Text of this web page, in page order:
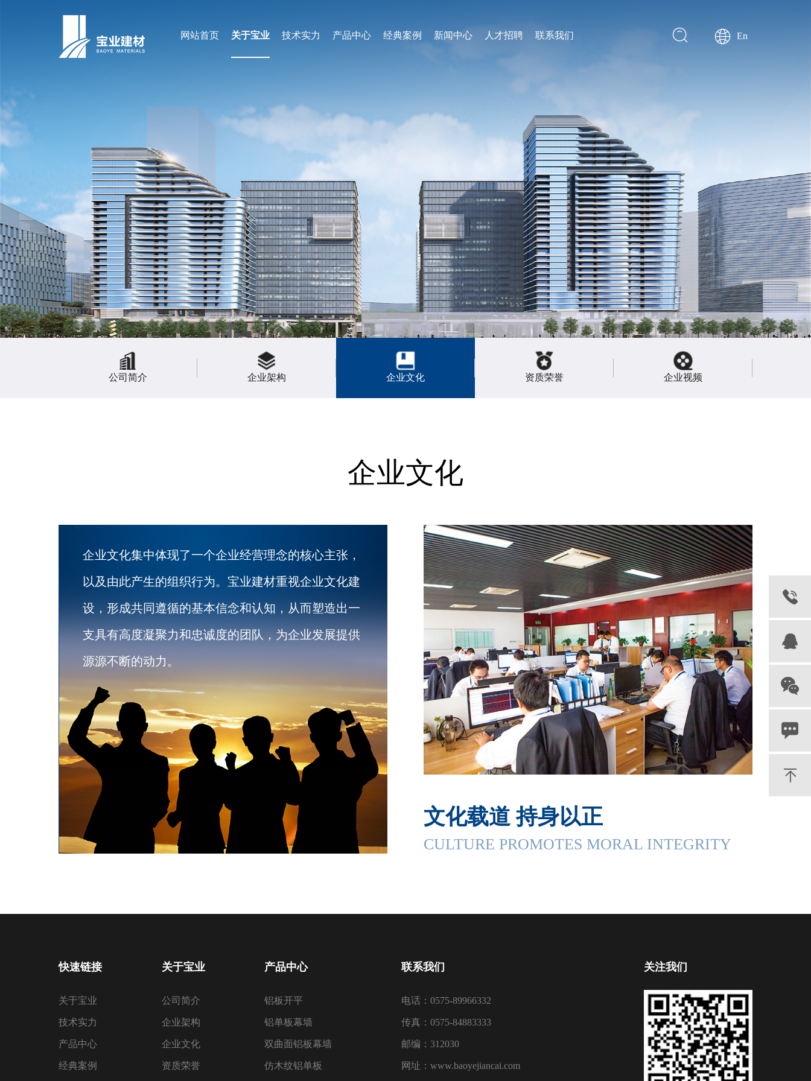
网站首页 关于宝业 技术实力 产品中心 经典案例 新闻中心 人才招聘 联系我们 En
公司简介 企业架构 企业文化 资质荣誉 企业视频
企业文化
企业文化集中体现了一个企业经营理念的核心主张，
以及由此产生的组织行为。宝业建材重视企业文化建
设，形成共同遵循的基本信念和认知，从而塑造出一
支具有高度凝聚力和忠诚度的团队，为企业发展提供
源源不断的动力。
文化载道 持身以正
CULTURE PROMOTES MORAL INTEGRITY
快速链接
关于宝业
技术实力
产品中心
经典案例
关于宝业
公司简介
企业架构
企业文化
资质荣誉
产品中心
铝板开平
铝单板幕墙
双曲面铝板幕墙
仿木纹铝单板
联系我们
电话：0575-89966332
传真：0575-84883333
邮编：312030
网址：www.baoyejiancai.com
关注我们